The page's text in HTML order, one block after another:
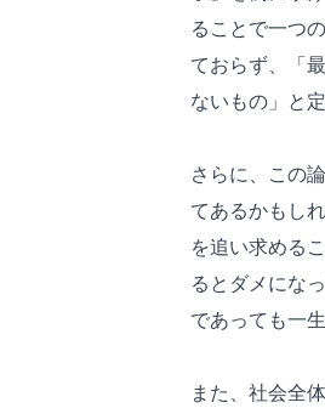
ることで一つ
ておらず、「
ないもの」と
さらに、この
てあるかもし
を追い求める
るとダメにな
であっても一
また、社会全